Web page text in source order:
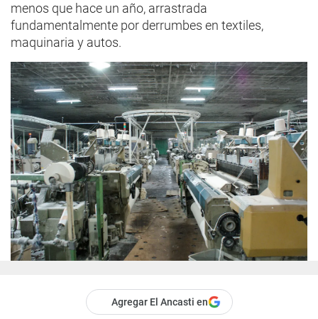
menos que hace un año, arrastrada
fundamentalmente por derrumbes en textiles,
maquinaria y autos.
Agregar El Ancasti en